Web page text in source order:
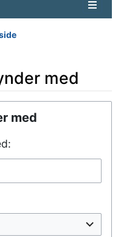
med
med